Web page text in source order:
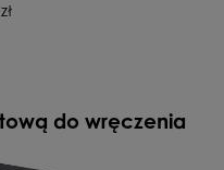
do wręczenia